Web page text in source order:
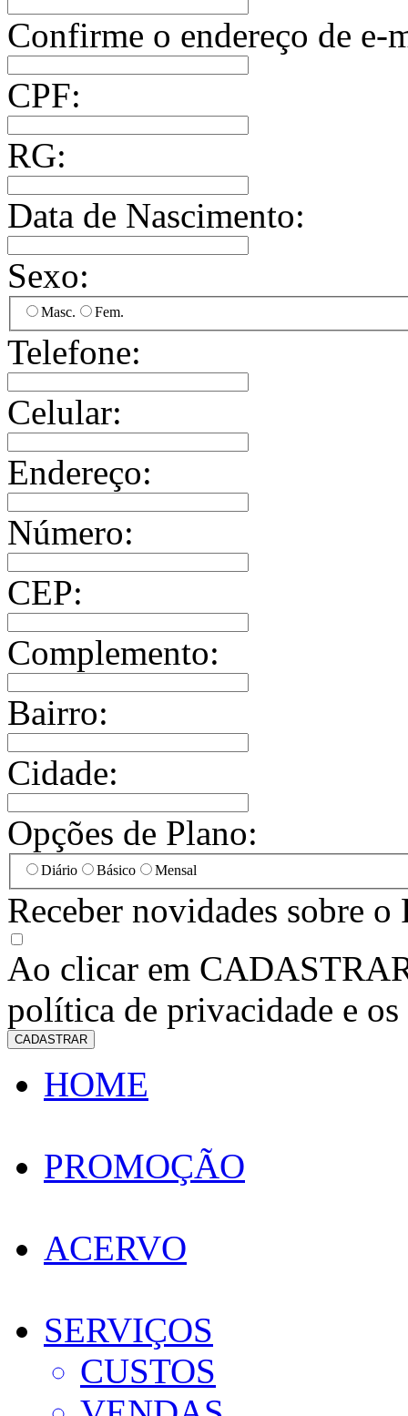
Confirme o endereço de e-
CPF:
RG:
Data de Nascimento:
Sexo:
Masc. Fem.
Telefone:
Celular:
Endereço:
Número:
CEP:
Complemento:
Bairro:
Cidade:
Opções de Plano:
Diário Básico Mensal
Receber novidades sobre
Ao clicar em
política de privacidade e os
CADASTRAR
HOME
PROMOÇÃO
ACERVO
SERVIÇOS
CUSTOS